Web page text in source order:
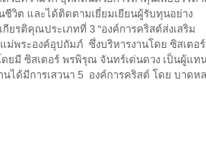
ชีวิต และได้ติดตามเยี่ยมเยียนผู้รับทุนอย่าง
ยรติคุณประเภทที่ 3 “องค์การคริสต์ส่งเสริม
พระองค์อุปถัมภ์ ซึ่งบริหารงานโดย ซิสเตอ
ยมี ซิสเตอร์ พรพิรุณ จันทร์เด่นดวง เป็นผู้แท
ด้มีการเสวนา 5 องค์การคริสต์ โดย บาดห